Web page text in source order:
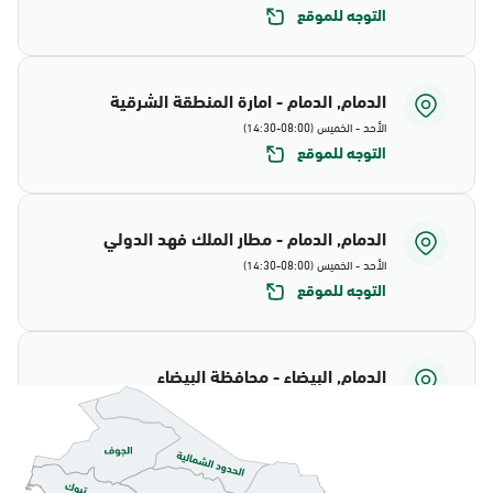
التوجه للموقع
الدمام, الدمام - امارة المنطقة الشرقية
الأحد - الخميس (08:00-14:30)
التوجه للموقع
الدمام, الدمام - مطار الملك فهد الدولي
الأحد - الخميس (08:00-14:30)
التوجه للموقع
الدمام, البيضاء - محافظة البيضاء